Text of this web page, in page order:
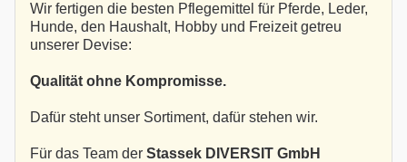
Wir fertigen die besten Pflegemittel für Pferde, Leder,
Hunde, den Haushalt, Hobby und Freizeit getreu
unserer Devise:
Qualität ohne Kompromisse.
Dafür steht unser Sortiment, dafür stehen wir.
Für das Team der Stassek DIVERSIT GmbH